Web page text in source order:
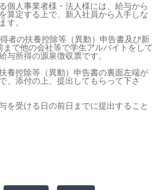
知らせ
個人事業者様・法人様には、給与から
算定する上で、新入社員から入手しな
す。
者の扶養控除等（異動）申告書及び新
まで他の会社等で学生アルバイトをして
与所得の源泉徴収票です。
養控除等（異動）申告書の裏面左端が
、添付の上、提出してもらって下さ
を受ける日の前日までに提出すること